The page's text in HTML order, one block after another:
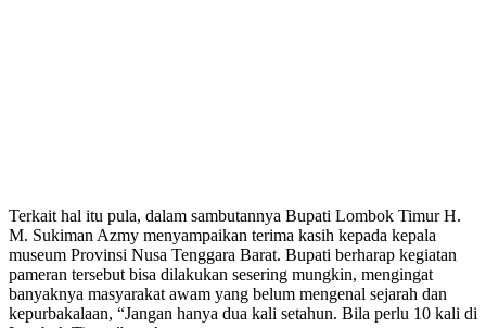
Terkait hal itu pula, dalam sambutannya Bupati Lombok Timur H.
M. Sukiman Azmy menyampaikan terima kasih kepada kepala
museum Provinsi Nusa Tenggara Barat. Bupati berharap kegiatan
pameran tersebut bisa dilakukan sesering mungkin, mengingat
banyaknya masyarakat awam yang belum mengenal sejarah dan
kepurbakalaan, “Jangan hanya dua kali setahun. Bila perlu 10 kali di